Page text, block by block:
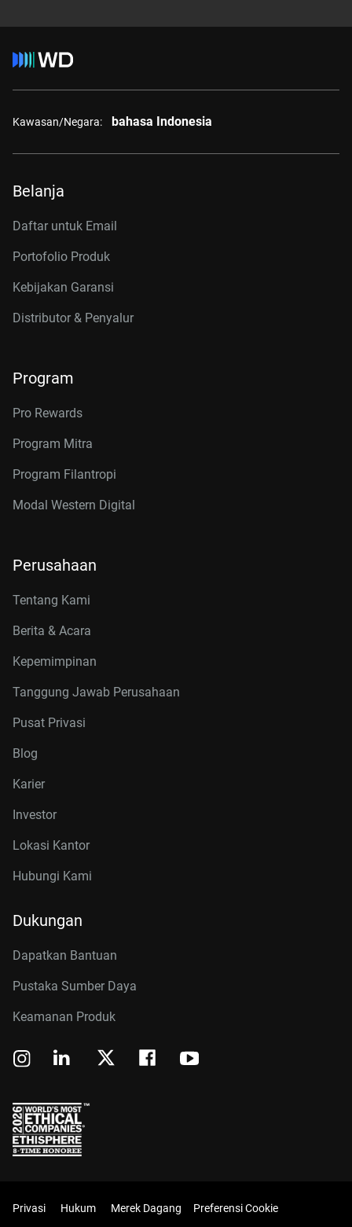
Kawasan/Negara: bahasa Indonesia
Belanja
Daftar untuk Email
Portofolio Produk
Kebijakan Garansi
Distributor & Penyalur
Program
Pro Rewards
Program Mitra
Program Filantropi
Modal Western Digital
Perusahaan
Tentang Kami
Berita & Acara
Kepemimpinan
Tanggung Jawab Perusahaan
Pusat Privasi
Blog
Karier
Investor
Lokasi Kantor
Hubungi Kami
Dukungan
Dapatkan Bantuan
Pustaka Sumber Daya
Keamanan Produk
Privasi Hukum Merek Dagang Preferensi Cookie